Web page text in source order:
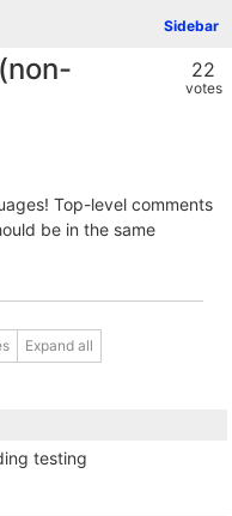
Sidebar
22
votes
Top-level comments
be in the same
Expand all
testing